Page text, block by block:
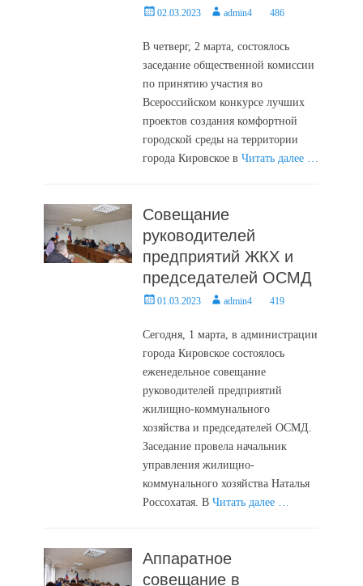
Posted02.03.2023 Authoradmin4 486
В четверг, 2 марта, состоялось
заседание общественной комиссии
по принятию участия во
Всероссийском конкурсе лучших
проектов создания комфортной
городской среды на территории
города Кировское вЧитать далее …
Совещание
руководителей
предприятий ЖКХ и
председателей ОСМД
Posted01.03.2023 Authoradmin4 419
Сегодня, 1 марта, в администрации
города Кировское состоялось
еженедельное совещание
руководителей предприятий
жилищно-коммунального
хозяйства и председателей ОСМД.
Заседание провела начальник
управления жилищно-
коммунального хозяйства Наталья
Россохатая. ВЧитать далее …
Аппаратное
совещание в